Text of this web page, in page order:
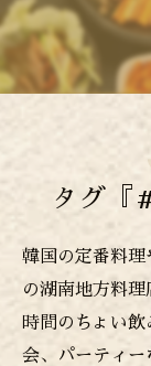
タグ『
韓国の定番料理
の湖南地方料
時間のちょい
会、パーティー